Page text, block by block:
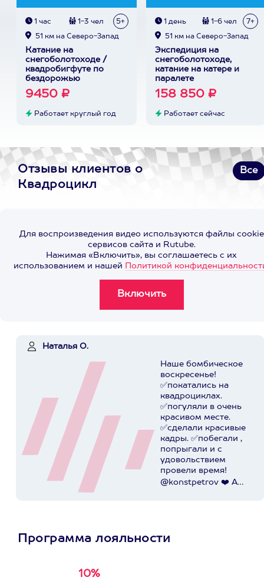
1 час 1-3 чел 5+
51 км на Северо-Запад
Катание на
снегоболотоходе /
квадробигфуте по
бездорожью
9450 ₽
Работает круглый год
1 день 1-6 чел 7+
51 км на Северо-Запад
Экспедиция на
снегоболотоходе,
катание на катере и
паралете
158 850 ₽
Работает сейчас
Отзывы клиентов о
Квадроцикл
Все
Для воспроизведения видео используются файлы cookie
сервисов сайта и Rutube.
Нажимая «Включить», вы соглашаетесь с их
использованием и нашей Политикой
Наталья О.
Наше бомбическое
воскресенье!
✅покатались на
квадроциклах.
✅погуляли в очень
красивом месте.
✅сделали красивые
кадры. ✅побегали ,
попрыгали и с
удовольствием
провели время!
@konstpetrov ❤️ А
Программа лояльности
10%